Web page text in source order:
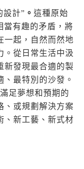
設計” 。 這種原始
當有趣的矛盾，將
一起，自然而然地
。從日常生活中汲
新發現最合適的製
最特別的沙發。
足夢想和預期的
、或規劃解決方案
、新工藝、新式材